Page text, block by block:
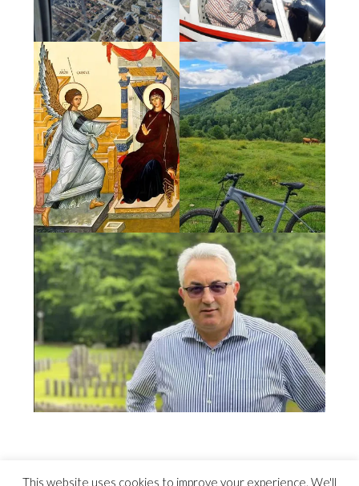
This website uses cookies to improve your experience. We'll